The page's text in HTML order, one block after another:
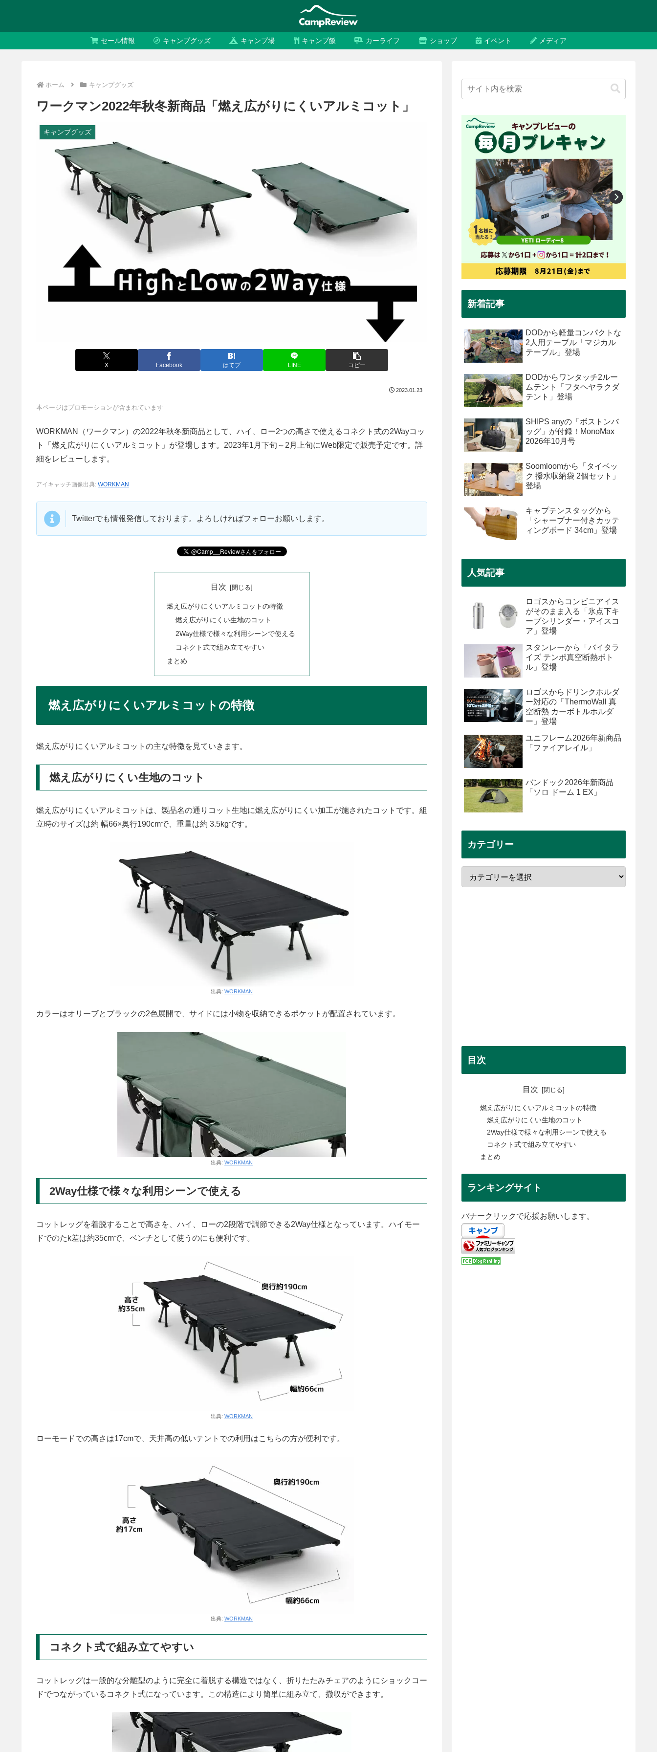
セール情報 キャンプグッズ キャンプ場 キャンプ飯 カーライフ ショップ イベント メディア
ホーム キャンプグッズ
ワークマン2022年秋冬新商品「燃え広がりにくいアルミコット」
キャンプグッズ
X Facebook はてブ LINE コピー
2023.01.23
本ページはプロモーションが含まれています
WORKMAN（ワークマン）の2022年秋冬新商品として、ハイ、ロー2つの高さで使えるコネクト式の2Wayコッ
ト「燃え広がりにくいアルミコット」が登場します。2023年1月下旬～2月上旬にWeb限定で販売予定です。詳
細をレビューします。
アイキャッチ画像出典: WORKMAN
Twitterでも情報発信しております。よろしければフォローお願いします。
目次
燃え広がりにくいアルミコットの特徴
燃え広がりにくい生地のコット
2Way仕様で様々な利用シーンで使える
コネクト式で組み立てやすい
まとめ
燃え広がりにくいアルミコットの特徴
燃え広がりにくいアルミコットの主な特徴を見ていきます。
燃え広がりにくい生地のコット
燃え広がりにくいアルミコットは、製品名の通りコット生地に燃え広がりにくい加工が施されたコットです。組
立時のサイズは約 幅66×奥行190cmで、重量は約 3.5kgです。
出典: WORKMAN
カラーはオリーブとブラックの2色展開で、サイドには小物を収納できるポケットが配置されています。
出典: WORKMAN
2Way仕様で様々な利用シーンで使える
コットレッグを着脱することで高さを、ハイ、ローの2段階で調節できる2Way仕様となっています。ハイモー
ドでのたk差は約35cmで、ベンチとして使うのにも便利です。
出典: WORKMAN
ローモードでの高さは17cmで、天井高の低いテントでの利用はこちらの方が便利です。
出典: WORKMAN
コネクト式で組み立てやすい
コットレッグは一般的な分離型のように完全に着脱する構造ではなく、折りたたみチェアのようにショックコー
ドでつながっているコネクト式になっています。この構造により簡単に組み立て、撤収ができます。
新着記事
DODから軽量コンパクトな
2人用テーブル「マジカル
テーブル」登場
DODからワンタッチ2ルー
ムテント「フタヘヤラクダ
テント」登場
SHIPS anyの「ボストンバ
ッグ」が付録！MonoMax
2026年10月号
Soomloomから「タイベッ
ク 撥水収納袋 2個セット」
登場
キャプテンスタッグから
「シャープナー付きカッテ
ィングボード 34cm」登場
人気記事
ロゴスからコンビニアイス
がそのまま入る「氷点下キ
ープシリンダー・アイスコ
ア」登場
スタンレーから「バイタラ
イズ テンポ真空断熱ボト
ル」登場
ロゴスからドリンクホルダ
ー対応の「ThermoWall 真
空断熱 カーボトルホルダ
ー」登場
ユニフレーム2026年新商品
「ファイアレイル」
バンドック2026年新商品
「ソロ ドーム 1 EX」
カテゴリー
目次
目次
燃え広がりにくいアルミコットの特徴
燃え広がりにくい生地のコット
2Way仕様で様々な利用シーンで使える
コネクト式で組み立てやすい
まとめ
ランキングサイト
バナークリックで応援お願いします。